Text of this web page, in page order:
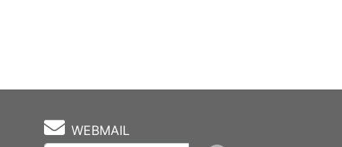
WEBMAIL